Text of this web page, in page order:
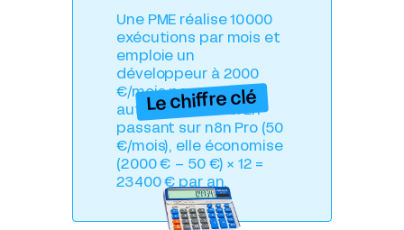
Une PME réalise 10 000
exécutions par mois et
emploie un
développeur à 2 000
€/mois pour ses
automatisations. En
passant sur n8n Pro (50
€/mois), elle économise
(2 000 € – 50 €) × 12 =
23 400 € par an.
Le chiffre clé